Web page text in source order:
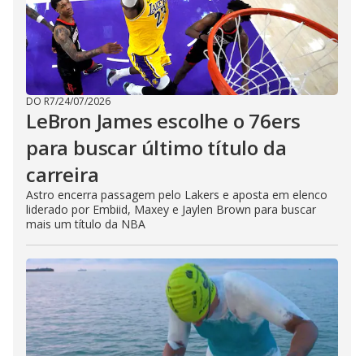
DO R7/24/07/2026
LeBron James escolhe o 76ers
para buscar último título da
carreira
Astro encerra passagem pelo Lakers e aposta em elenco
liderado por Embiid, Maxey e Jaylen Brown para buscar
mais um título da NBA